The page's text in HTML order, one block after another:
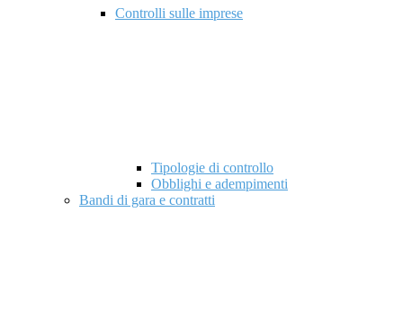
Controlli sulle imprese
Tipologie di controllo
Obblighi e adempimenti
Bandi di gara e contratti